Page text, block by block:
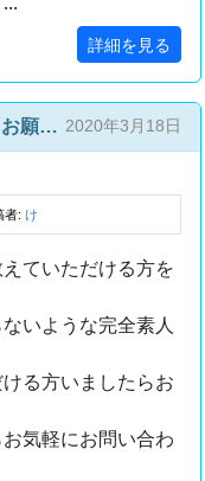
詳細を見る
ギターを教えてくれる方いましたらお願いしたいです 2020年3月18日
者: け
ていただける方を
いような完全素人
る方いましたらお
気軽にお問い合わ